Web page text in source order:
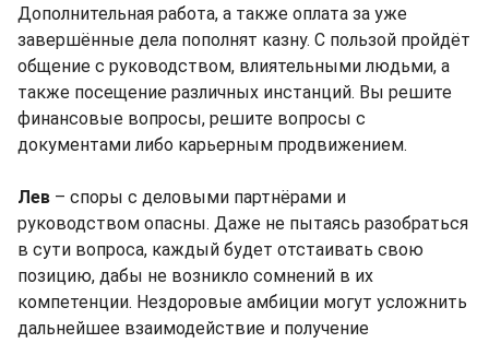
Дополнительная работа, а также оплата за уже
завершённые дела пополнят казну. С пользой пройдёт
общение с руководством, влиятельными людьми, а
также посещение различных инстанций. Вы решите
финансовые вопросы, решите вопросы с
документами либо карьерным продвижением.
Лев – споры с деловыми партнёрами и
руководством опасны. Даже не пытаясь разобраться
в сути вопроса, каждый будет отстаивать свою
позицию, дабы не возникло сомнений в их
компетенции. Нездоровые амбиции могут усложнить
дальнейшее взаимодействие и получение